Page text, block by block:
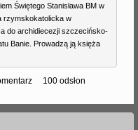
Świętego Stanisława BM w
rzymskokatolicka w
do archidiecezji szczecińsko-
Banie. Prowadzą ją księża
100 odsłon